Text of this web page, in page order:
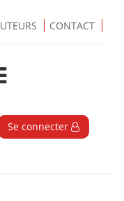
CONTACT
Se connecter